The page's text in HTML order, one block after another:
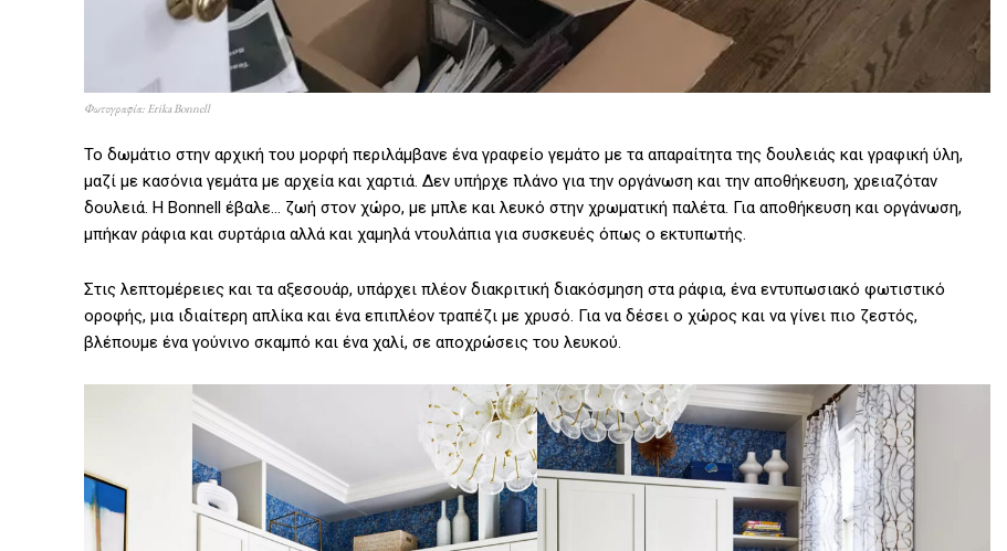
Φωτογραφία: Erika Bonnell
To δωμάτιο στην αρχική του μορφή περιλάμβανε ένα γραφείο γεμάτο με τα απαραίτητα της δουλειάς και γραφική ύλη,
μαζί με κασόνια γεμάτα με αρχεία και χαρτιά. Δεν υπήρχε πλάνο για την οργάνωση και την αποθήκευση, χρειαζόταν
δουλειά. Η Bonnell έβαλε… ζωή στον χώρο, με μπλε και λευκό στην χρωματική παλέτα. Για αποθήκευση και οργάνωση,
μπήκαν ράφια και συρτάρια αλλά και χαμηλά ντουλάπια για συσκευές όπως ο εκτυπωτής.
Στις λεπτομέρειες και τα αξεσουάρ, υπάρχει πλέον διακριτική διακόσμηση στα ράφια, ένα εντυπωσιακό φωτιστικό
οροφής, μια ιδιαίτερη απλίκα και ένα επιπλέον τραπέζι με χρυσό. Για να δέσει ο χώρος και να γίνει πιο ζεστός,
βλέπουμε ένα γούνινο σκαμπό και ένα χαλί, σε αποχρώσεις του λευκού.